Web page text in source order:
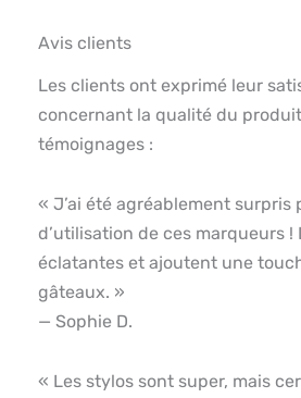
Avis clients
Les clients ont exprimé leur
concernant la qualité du
témoignages :
« J’ai été agréablement surpris
d’utilisation de ces marqueurs
éclatantes et ajoutent une
gâteaux. »
— Sophie D.
« Les stylos sont super, mais